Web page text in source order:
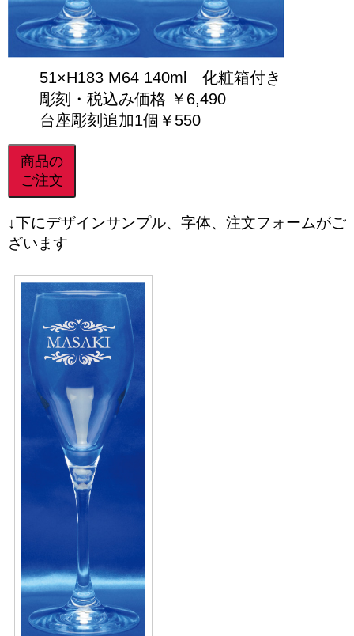
51×H183 M64 140ml 化粧箱付き
彫刻・税込み価格 ￥6,490
台座彫刻追加1個￥550
商品の
ご注文
↓下にデザインサンプル、字体、注文フォームがご
ざいます